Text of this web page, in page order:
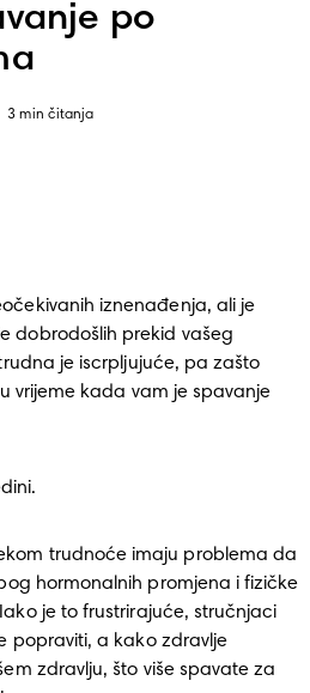
po
3 min čitanja
iznenađenja, ali je
dobrodošlih prekid vašeg
je iscrpljujuće, pa zašto
vrijeme kada vam je spavanje
trudnoće imaju problema da
hormonalnih promjena i fizičke
je to frustrirajuće, stručnjaci
popraviti, a kako zdravlje
zdravlju, što više spavate za